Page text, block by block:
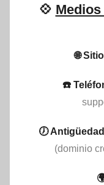
💠
🌐
☎️
🕖
(dominio